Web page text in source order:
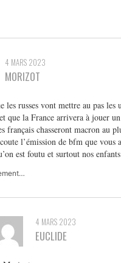
4 MARS 2023
MORIZOT
les russes vont mettre au pas les
que la France arrivera à jouer
français chasseront macron au
l’émission de bfm que vous
est foutu et surtout nos enfants
4 MARS 2023
EUCLIDE